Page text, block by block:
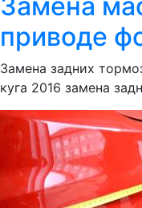
приводе
Замена задних
куга 2016 замена